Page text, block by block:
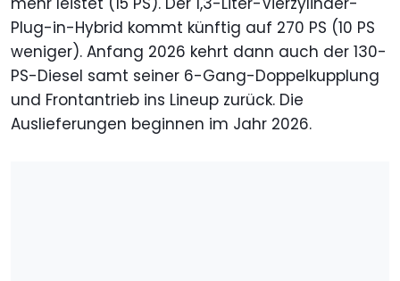
Plug-in-Hybrid kommt künftig auf 270 PS (10 PS
weniger). Anfang 2026 kehrt dann auch der 130-
PS-Diesel samt seiner 6-Gang-Doppelkupplung
und Frontantrieb ins Lineup zurück. Die
Auslieferungen beginnen im Jahr 2026.